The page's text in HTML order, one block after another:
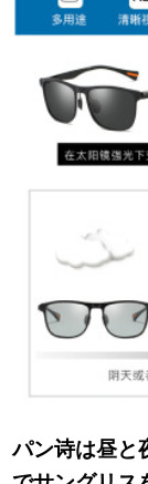
パン诗は昼と